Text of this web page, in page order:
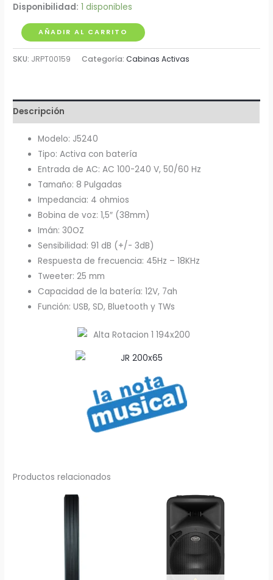
Disponibilidad: 1 disponibles
Cabina
Activa
8"
J5240
cantidad
AÑADIR AL CARRITO
SKU: JRPT00159 Categoría:Cabinas Activas
Descripción
Modelo: J5240
Tipo: Activa con batería
Entrada de AC: AC 100-240 V, 50/60 Hz
Tamaño: 8 Pulgadas
Impedancia: 4 ohmios
Bobina de voz: 1,5″ (38mm)
Imán: 30OZ
Sensibilidad: 91 dB (+/- 3dB)
Respuesta de frecuencia: 45Hz – 18KHz
Tweeter: 25 mm
Capacidad de la batería: 12V, 7ah
Función: USB, SD, Bluetooth y TWs
Productos relacionados